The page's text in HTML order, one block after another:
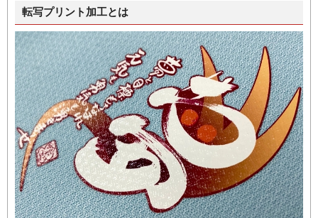
転写プリント加工とは